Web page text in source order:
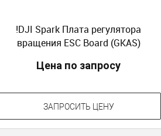
!DJI Spark Плата регулятора
вращения ESC Board (GKAS)
Цена по запросу
ЗАПРОСИТЬ ЦЕНУ